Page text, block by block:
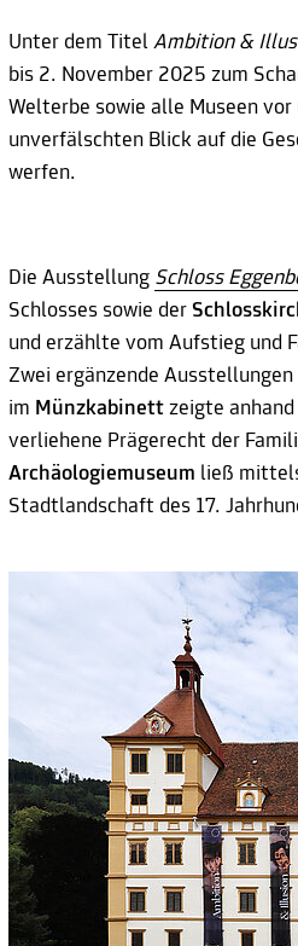
Unter dem Titel Ambition &
bis 2. November 2025 zum
Welterbe sowie alle Museen
unverfälschten Blick auf die
werfen.
Die Ausstellung Schloss
Schlosses sowie der
und erzählte vom Aufstieg und
Zwei ergänzende
im Münzkabinett zeigte
verliehene Prägerecht der
Archäologiemuseum ließ
Stadtlandschaft des 17.